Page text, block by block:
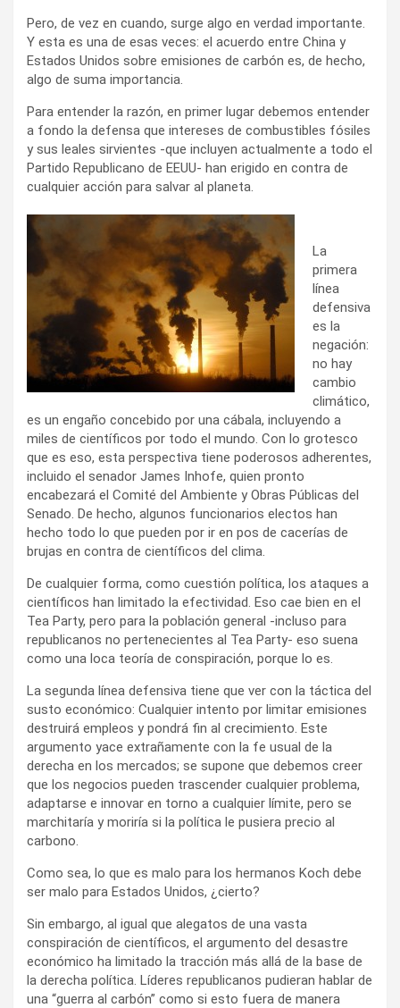
Pero, de vez en cuando, surge algo en verdad importante.
Y esta es una de esas veces: el acuerdo entre China y
Estados Unidos sobre emisiones de carbón es, de hecho,
algo de suma importancia.
Para entender la razón, en primer lugar debemos entender
a fondo la defensa que intereses de combustibles fósiles
y sus leales sirvientes -que incluyen actualmente a todo el
Partido Republicano de EEUU- han erigido en contra de
cualquier acción para salvar al planeta.
La
primera
línea
defensiva
es la
negación:
no hay
cambio
climático,
es un engaño concebido por una cábala, incluyendo a
miles de científicos por todo el mundo. Con lo grotesco
que es eso, esta perspectiva tiene poderosos adherentes,
incluido el senador James Inhofe, quien pronto
encabezará el Comité del Ambiente y Obras Públicas del
Senado. De hecho, algunos funcionarios electos han
hecho todo lo que pueden por ir en pos de cacerías de
brujas en contra de científicos del clima.
De cualquier forma, como cuestión política, los ataques a
científicos han limitado la efectividad. Eso cae bien en el
Tea Party, pero para la población general -incluso para
republicanos no pertenecientes al Tea Party- eso suena
como una loca teoría de conspiración, porque lo es.
La segunda línea defensiva tiene que ver con la táctica del
susto económico: Cualquier intento por limitar emisiones
destruirá empleos y pondrá fin al crecimiento. Este
argumento yace extrañamente con la fe usual de la
derecha en los mercados; se supone que debemos creer
que los negocios pueden trascender cualquier problema,
adaptarse e innovar en torno a cualquier límite, pero se
marchitaría y moriría si la política le pusiera precio al
carbono.
Como sea, lo que es malo para los hermanos Koch debe
ser malo para Estados Unidos, ¿cierto?
Sin embargo, al igual que alegatos de una vasta
conspiración de científicos, el argumento del desastre
económico ha limitado la tracción más allá de la base de
la derecha política. Líderes republicanos pudieran hablar de
una “guerra al carbón” como si esto fuera de manera